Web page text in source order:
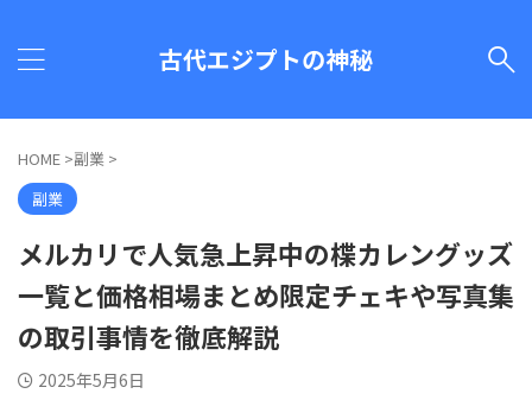
古代エジプトの神秘
HOME >副業 >
副業
メルカリで人気急上昇中の楪カレングッズ
一覧と価格相場まとめ限定チェキや写真集
の取引事情を徹底解説
2025年5月6日